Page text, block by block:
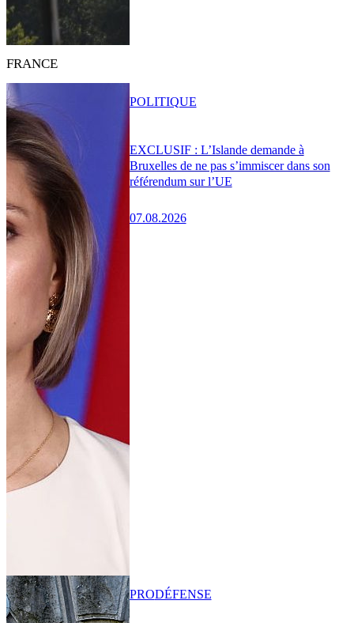
FRANCE
EXCLUSIF : L’Islande demande à
Bruxelles de ne pas s’immiscer dans son
référendum sur l’UE
07.08.2026
POLITIQUE
PRODÉFENSE